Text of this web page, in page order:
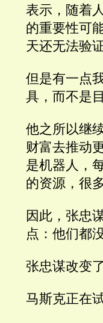
表示，随着
的重要性可
天还无法验
但是有一点
具，而不是目
他之所以继
财富去推动
是机器人，
的资源，很
因此，张忠
点：他们都
张忠谋改变
马斯克正在